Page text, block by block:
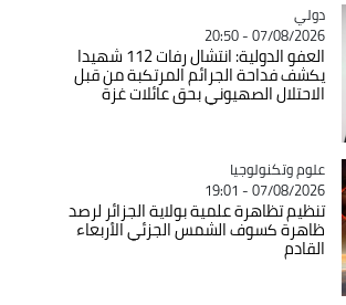
Catégorie
دولي
07/08/2026 - 20:50
العفو الدولية: انتشال رفات 112 شهيدا
يكشف فداحة الجرائم المرتكبة من قبل
الاحتلال الصهيوني بحق عائلات غزة
Catégorie
علوم وتكنولوجيا
07/08/2026 - 19:01
تنظيم تظاهرة علمية بولاية الجزائر لرصد
ظاهرة كسوف الشمس الجزئي الأربعاء
القادم